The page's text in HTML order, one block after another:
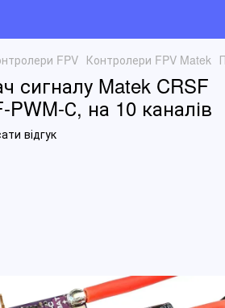
FPV Контролери FPV Matek
сигналу Matek CRSF
PWM-С, на 10 каналів
відгук